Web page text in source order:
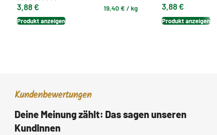
3,88 € 19,40 € /kg
Produkt anzeigen
3,88 €
Produkt anzeigen
Kundenbewertungen
Deine Meinung zählt: Das sagen unseren
KundInnen